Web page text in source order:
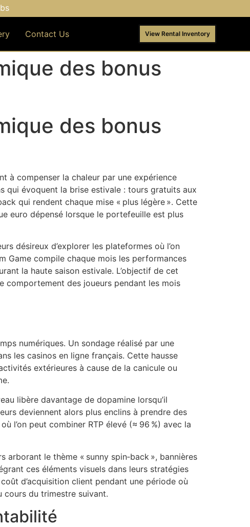
Contact Us View Rental Inventory
des bonus
des bonus
à compenser la chaleur par une expérience
qui évoquent la brise estivale : tours gratuits aux
qui rendent chaque mise « plus légère ». Cette
euro dépensé lorsque le portefeuille est plus
désireux d’explorer les plateformes où l’on
Game compile chaque mois les performances
la haute saison estivale. L’objectif de cet
comportement des joueurs pendant les mois
numériques. Un sondage réalisé par une
les casinos en ligne français. Cette hausse
extérieures à cause de la canicule ou
libère davantage de dopamine lorsqu’il
deviennent alors plus enclins à prendre des
où l’on peut combiner RTP élevé (≈ 96 %) avec la
le thème « sunny spin‑back », bannières
ces éléments visuels dans leurs stratégies
d’acquisition client pendant une période où
cours du trimestre suivant.